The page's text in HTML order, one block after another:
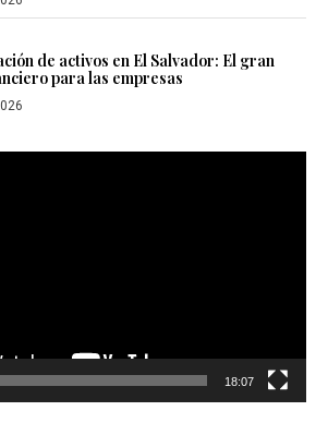
de activos en El Salvador: El gran
para las empresas
18:07